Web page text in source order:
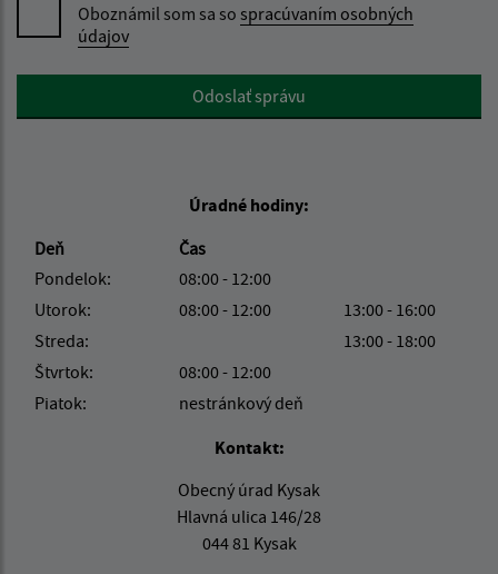
Oboznámil som sa so spracúvaním osobných
údajov
Google reCaptcha ResponseOdoslať správu
Úradné hodiny:
Deň
Čas
Pondelok:
08:00 - 12:00
Utorok:
08:00 - 12:00
13:00 - 16:00
Streda:
13:00 - 18:00
Štvrtok:
08:00 - 12:00
Piatok:
nestránkový deň
Kontakt:
Obecný úrad Kysak
Hlavná ulica 146/28
044 81 Kysak